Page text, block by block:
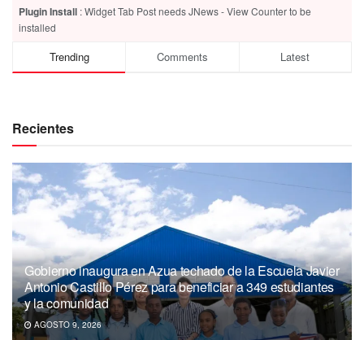
Plugin Install : Widget Tab Post needs JNews - View Counter to be
installed
Trending Comments Latest
Recientes
Gobierno inaugura en Azua techado de la Escuela Javier
Antonio Castillo Pérez para beneficiar a 349 estudiantes
y la comunidad
AGOSTO 9, 2026